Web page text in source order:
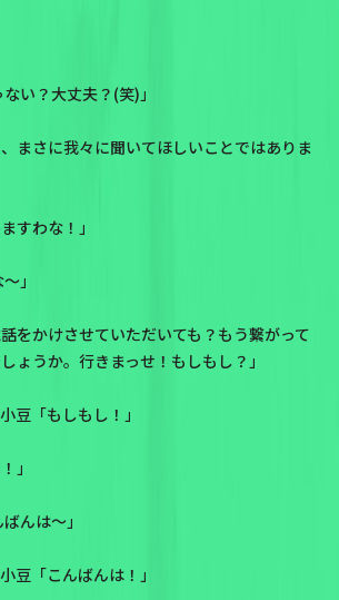
い？大丈夫？(笑)」
まさに我々に聞いてほしいことではありま
すわな！」
」
をかけさせていただいても？もう繋がって
ょうか。行きまっせ！もしもし？」
豆「もしもし！」
」
んは～」
豆「こんばんは！」